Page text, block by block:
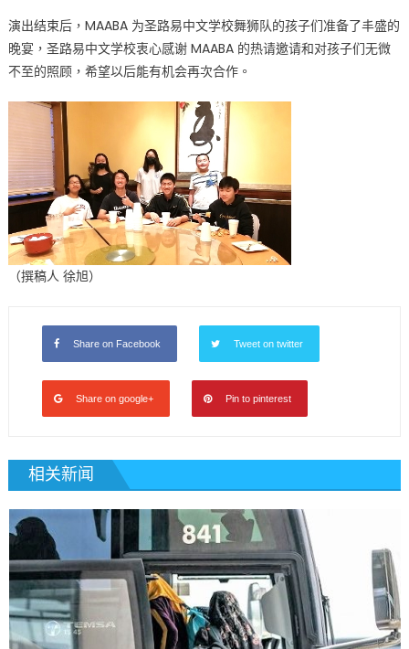
演出结束后，MAABA 为圣路易中文学校舞狮队的孩子们准备了丰盛的
晚宴，圣路易中文学校衷心感谢 MAABA 的热请邀请和对孩子们无微
不至的照顾，希望以后能有机会再次合作。
（撰稿人 徐旭）
Share on Facebook Tweet on twitter
Share on google+ Pin to pinterest
相关新闻